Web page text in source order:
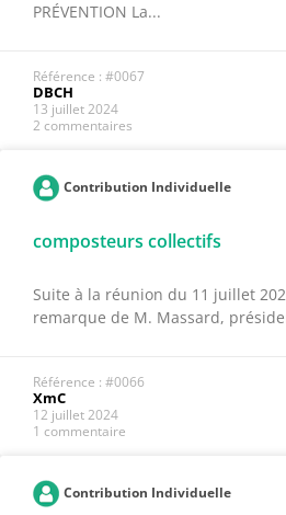
PRÉVENTION La...
Référence : #0067
DBCH
13 juillet 2024
2 commentaires
Contribution Individuelle
composteurs collectifs
Suite à la réunion du 11 juillet
remarque de M. Massard,
Référence : #0066
XmC
12 juillet 2024
1 commentaire
Contribution Individuelle